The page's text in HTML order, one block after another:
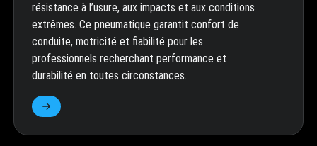
résistance à l’usure, aux impacts et aux conditions
extrêmes. Ce pneumatique garantit confort de
conduite, motricité et fiabilité pour les
professionnels recherchant performance et
durabilité en toutes circonstances.